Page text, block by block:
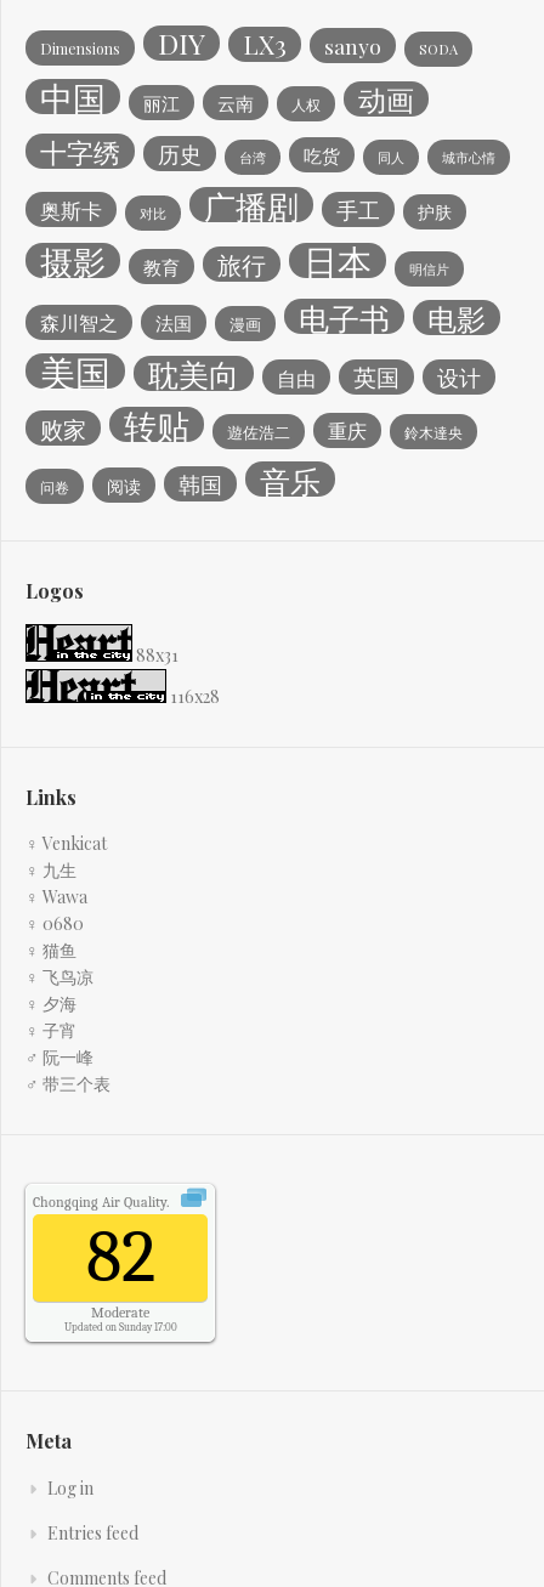
Dimensions DIY LX3 sanyo SODA
中国 丽江 云南 人权 动画
十字绣 历史 台湾 吃货 同人 城市心情
奥斯卡 对比 广播剧 手工 护肤
摄影 教育 旅行 日本 明信片
森川智之 法国 漫画 电子书 电影
美国 耽美向 自由 英国 设计
败家 转贴 遊佐浩二 重庆 鈴木達央
问卷 阅读 韩国 音乐
Logos
88x31
116x28
Links
♀ Venkicat
♀ 九生
♀ Wawa
♀ 0680
♀ 猫鱼
♀ 飞鸟凉
♀ 夕海
♀ 子宵
♂ 阮一峰
♂ 带三个表
Chongqing Air Quality.
82
Moderate
Updated on Sunday 17:00
Meta
Log in
Entries feed
Comments feed